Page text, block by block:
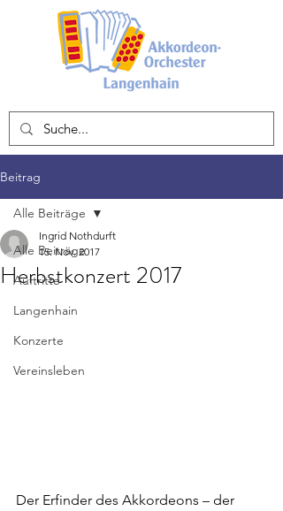
Beitrag
Alle Beiträge
Auftritte
Langenhain
Konzerte
Vereinsleben
Alle Beiträge
Herbstkonzert 2017
Ingrid Nothdurft
15. Nov. 2017
Der Erfinder des Akkordeons – der